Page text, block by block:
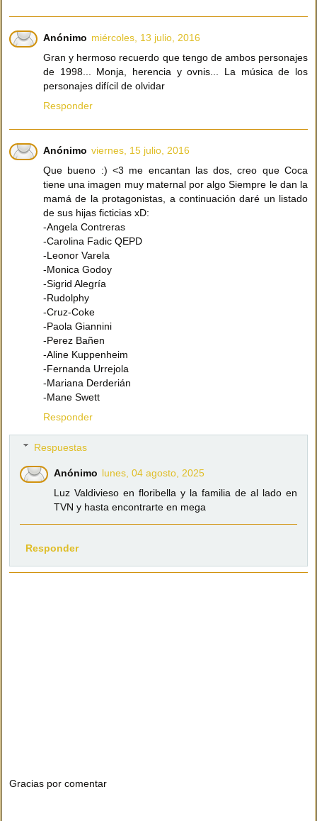
Anónimo miércoles, 13 julio, 2016
Gran y hermoso recuerdo que tengo de ambos personajes
de 1998... Monja, herencia y ovnis... La música de los
personajes difícil de olvidar
Responder
Anónimo viernes, 15 julio, 2016
Que bueno :) <3 me encantan las dos, creo que Coca
tiene una imagen muy maternal por algo Siempre le dan la
mamá de la protagonistas, a continuación daré un listado
de sus hijas ficticias xD:
-Angela Contreras
-Carolina Fadic QEPD
-Leonor Varela
-Monica Godoy
-Sigrid Alegría
-Rudolphy
-Cruz-Coke
-Paola Giannini
-Perez Bañen
-Aline Kuppenheim
-Fernanda Urrejola
-Mariana Derderián
-Mane Swett
Responder
Respuestas
Anónimo lunes, 04 agosto, 2025
Luz Valdivieso en floribella y la familia de al lado en
TVN y hasta encontrarte en mega
Responder
Gracias por comentar